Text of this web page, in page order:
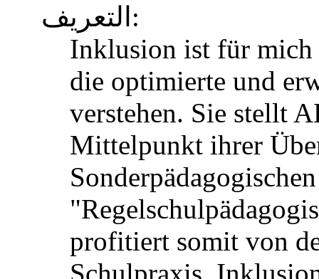
التعريف:
Inklusion ist für mich
die optimierte und
verstehen. Sie stellt
Mittelpunkt ihrer
profitiert somit von
Schulpraxis.